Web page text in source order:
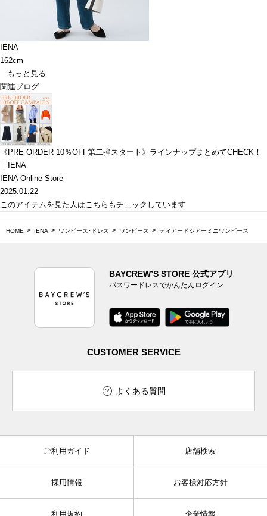
IENA
162cm
もっと見る
関連ブログ
《PRE ORDER 10％OFF第二弾スタート》ラインナップまとめてCHECK！
｜IENA
IENA Online Store
2025.01.22
このアイテムを見た人はこちらもチェックしています
HOME IENA ワンピース･ドレス ワンピース ティアードシアーミニワンピース
BAYCREW’S STORE 公式アプリ
パスワードレスでかんたんログイン
CUSTOMER SERVICE
よくある質問
ご利用ガイド 店舗検索
採用情報 お客様対応方針
利用規約 企業情報